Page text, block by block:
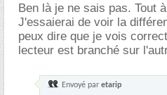
Ben là je ne sais pas. Tout
J'essaierai de voir la
peux dire que je vois
lecteur est branché sur
Envoyé par etarip